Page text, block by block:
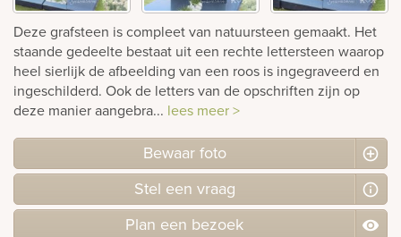
Deze grafsteen is compleet van natuursteen gemaakt. Het
staande gedeelte bestaat uit een rechte lettersteen waarop
heel sierlijk de afbeelding van een roos is ingegraveerd en
ingeschilderd. Ook de letters van de opschriften zijn op
deze manier aangebra... lees meer >
Bewaar foto
Stel een vraag
Plan een bezoek